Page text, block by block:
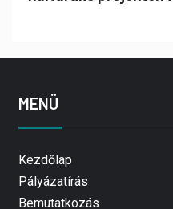
MENÜ
Kezdőlap
Pályázatírás
Bemutatkozás